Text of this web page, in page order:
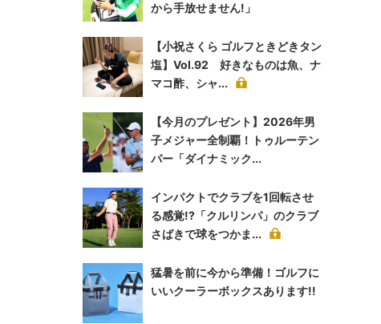
から手放せません!」
【小祝さくら ゴルフときどきタン
塩】Vol.92 好きなものは魚、ナ
マコ酢、シャ...
【今月のプレゼント】2026年男
子メジャー全制覇！トゥルーテン
パー「ダイナミック...
インパクトでクラブを1回転させ
る感覚!?「クルリンパ」のクラブ
さばきで球をつかま...
猛暑を前に今から準備！ゴルフに
いいクーラーボックスあります!!